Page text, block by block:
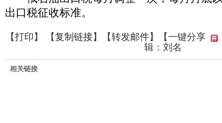
出口税征收标准。
【打印】 【复制链接】【转发邮件】
【一键分享
辑：刘名
相关链接